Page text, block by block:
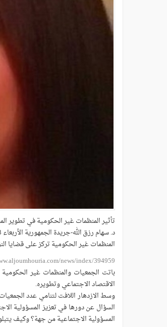
تأثير المنظمات غير الحكومية في تطوير
د. سهام رزق الله-جريدة الجمهورية الأربعاء 13 كانون الأول 2017إزدهار الجمعيات دينامو المسؤولية الإجتماعية
المنظمات غير الحكومية تركز على قضايا
news/index/394959
باتت الجمعيات والمنظمات غير
الاقتصاد الاجتماعي وتطويره.
السؤال عن دورها في تعزيز المسؤولية
المسؤولية الاجتماعية من جهة؟ وكيف